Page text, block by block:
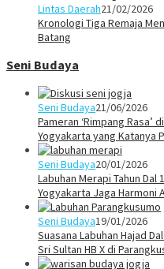
Lintas Daerah21/02/2026
Kronologi Tiga Remaja
Batang
Seni Budaya
Seni Budaya21/06/2026
Pameran ‘Rimpang Rasa’
Yogyakarta yang Katanya
Seni Budaya20/01/2026
Labuhan Merapi Tahun
Yogyakarta Jaga Harmoni
Seni Budaya19/01/2026
Suasana Labuhan Hajad
Sri Sultan HB X di